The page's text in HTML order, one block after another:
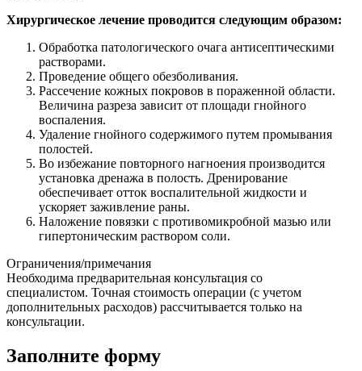
Хирургическое лечение проводится следующим образом:
Обработка патологического очага антисептическими
растворами.
Проведение общего обезболивания.
Рассечение кожных покровов в пораженной области.
Величина разреза зависит от площади гнойного
воспаления.
Удаление гнойного содержимого путем промывания
полостей.
Во избежание повторного нагноения производится
установка дренажа в полость. Дренирование
обеспечивает отток воспалительной жидкости и
ускоряет заживление раны.
Наложение повязки с противомикробной мазью или
гипертоническим раствором соли.
Ограничения/примечания
Необходима предварительная консультация со
специалистом. Точная стоимость операции (с учетом
дополнительных расходов) рассчитывается только на
консультации.
Заполните форму